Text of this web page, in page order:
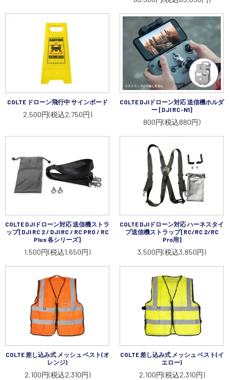
コーポレートサイト
SEKIDO 会社概要
COLTE ドローン飛行中 サインボード
2,500円(税込2,750円)
COLTE DJIドローン対応 送信機ホルダ
ー [DJI RC-N1]
800円(税込880円)
COLTE DJIドローン対応 送信機ストラ
ップ[DJI RC 2 / DJI RC / RC PRO / RC
Plus 各シリーズ]
1,500円(税込1,650円)
COLTE DJIドローン対応 ハーネスタイ
プ送信機ストラップ[RC/RC 2/RC
Pro用]
3,500円(税込3,850円)
COLTE 差し込み式 メッシュ ベスト(オ
レンジ)
2,100円(税込2,310円)
COLTE 差し込み式 メッシュ ベスト(イ
エロー)
2,100円(税込2,310円)